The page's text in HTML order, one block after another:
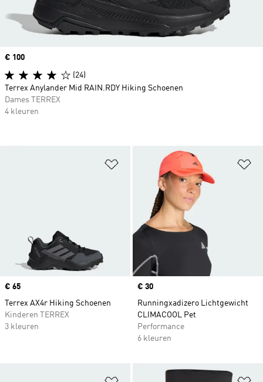
Op verlanglijst zetten
Price
€ 65
Terrex AX4r Hiking Schoenen
Kinderen TERREX
3 kleuren
Price
€ 30
Runningxadizero Lichtgewicht
CLIMACOOL Pet
Performance
6 kleuren
Price
€ 100
(24)
Terrex Anylander Mid RAIN.RDY Hiking Schoenen
Dames TERREX
4 kleuren